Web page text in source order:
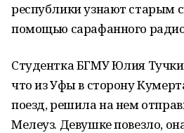
республики узнают старым
помощью сарафанного
Студентка БГМУ Юлия
что из Уфы в сторону
поезд, решила на нем
Мелеуз. Девушке повезло,